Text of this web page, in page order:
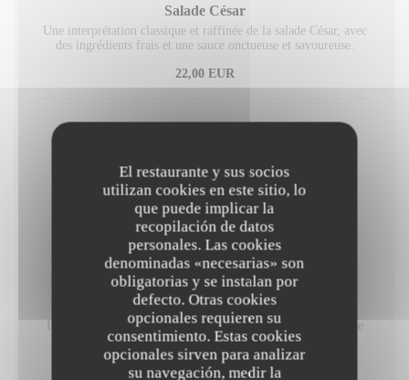
El restaurante y sus socios
utilizan cookies en este sitio, lo
que puede implicar la
recopilación de datos
personales. Las cookies
denominadas «necesarias» son
obligatorias y se instalan por
defecto. Otras cookies
opcionales requieren su
consentimiento. Estas cookies
opcionales sirven para analizar
su navegación, medir la
Salade César
Une interprétation classique et raffinée de la salade César, avec
des ingrédients frais et une sauce onctueuse et savoureuse.
22,00 EUR
22,00 EUR
Desserts
Chocolat-cerise
Doux mariage entre la cerise flambée au rhum et la puissance
du chocolat
11,00 EUR